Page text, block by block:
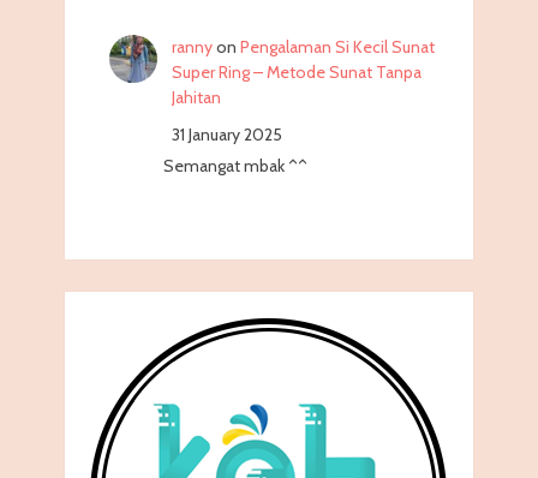
rannyon Pengalaman Si Kecil Sunat
Super Ring – Metode Sunat Tanpa
Jahitan
31 January 2025
Semangat mbak ^^